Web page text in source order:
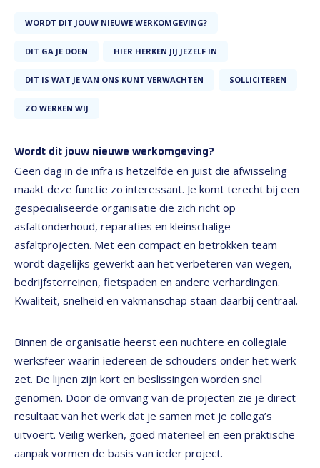
WORDT DIT JOUW NIEUWE WERKOMGEVING?
DIT GA JE DOEN HIER HERKEN JIJ JEZELF IN
DIT IS WAT JE VAN ONS KUNT VERWACHTEN SOLLICITEREN
ZO WERKEN WIJ
Wordt dit jouw nieuwe werkomgeving?
Geen dag in de infra is hetzelfde en juist die afwisseling
maakt deze functie zo interessant. Je komt terecht bij een
gespecialiseerde organisatie die zich richt op
asfaltonderhoud, reparaties en kleinschalige
asfaltprojecten. Met een compact en betrokken team
wordt dagelijks gewerkt aan het verbeteren van wegen,
bedrijfsterreinen, fietspaden en andere verhardingen.
Kwaliteit, snelheid en vakmanschap staan daarbij centraal.
Binnen de organisatie heerst een nuchtere en collegiale
werksfeer waarin iedereen de schouders onder het werk
zet. De lijnen zijn kort en beslissingen worden snel
genomen. Door de omvang van de projecten zie je direct
resultaat van het werk dat je samen met je collega’s
uitvoert. Veilig werken, goed materieel en een praktische
aanpak vormen de basis van ieder project.